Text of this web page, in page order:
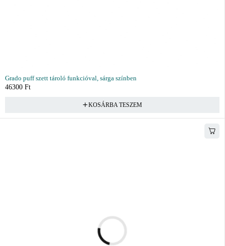
Grado puff szett tároló funkcióval, sárga színben
46300 Ft
KOSÁRBA TESZEM